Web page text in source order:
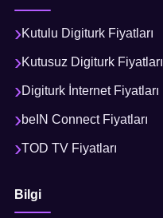
Kutulu Digiturk Fiyatları
Kutusuz Digiturk Fiyatları
Digiturk İnternet Fiyatları
beIN Connect Fiyatları
TOD TV Fiyatları
Bilgi